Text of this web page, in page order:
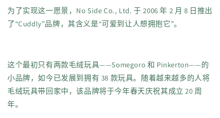
为了实现这一愿景，No Side Co., Ltd. 于 2006 年 2 月 8 日推出
了“Cuddly”品牌，其含义是“可爱到让人想拥抱它”。
这个最初只有两款毛绒玩具——Somegoro 和 Pinkerton——的
小品牌，如今已发展到拥有 38 款玩具。随着越来越多的人将
毛绒玩具带回家中，该品牌将于今年春天庆祝其成立 20 周
年。